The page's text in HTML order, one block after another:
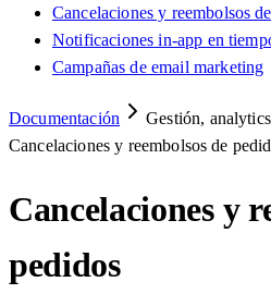
Cancelaciones y reembolsos
Notificaciones in-app en
Campañas de email marketing
Documentación
Gestión,
Cancelaciones y reembolsos de
Cancelaciones y
pedidos